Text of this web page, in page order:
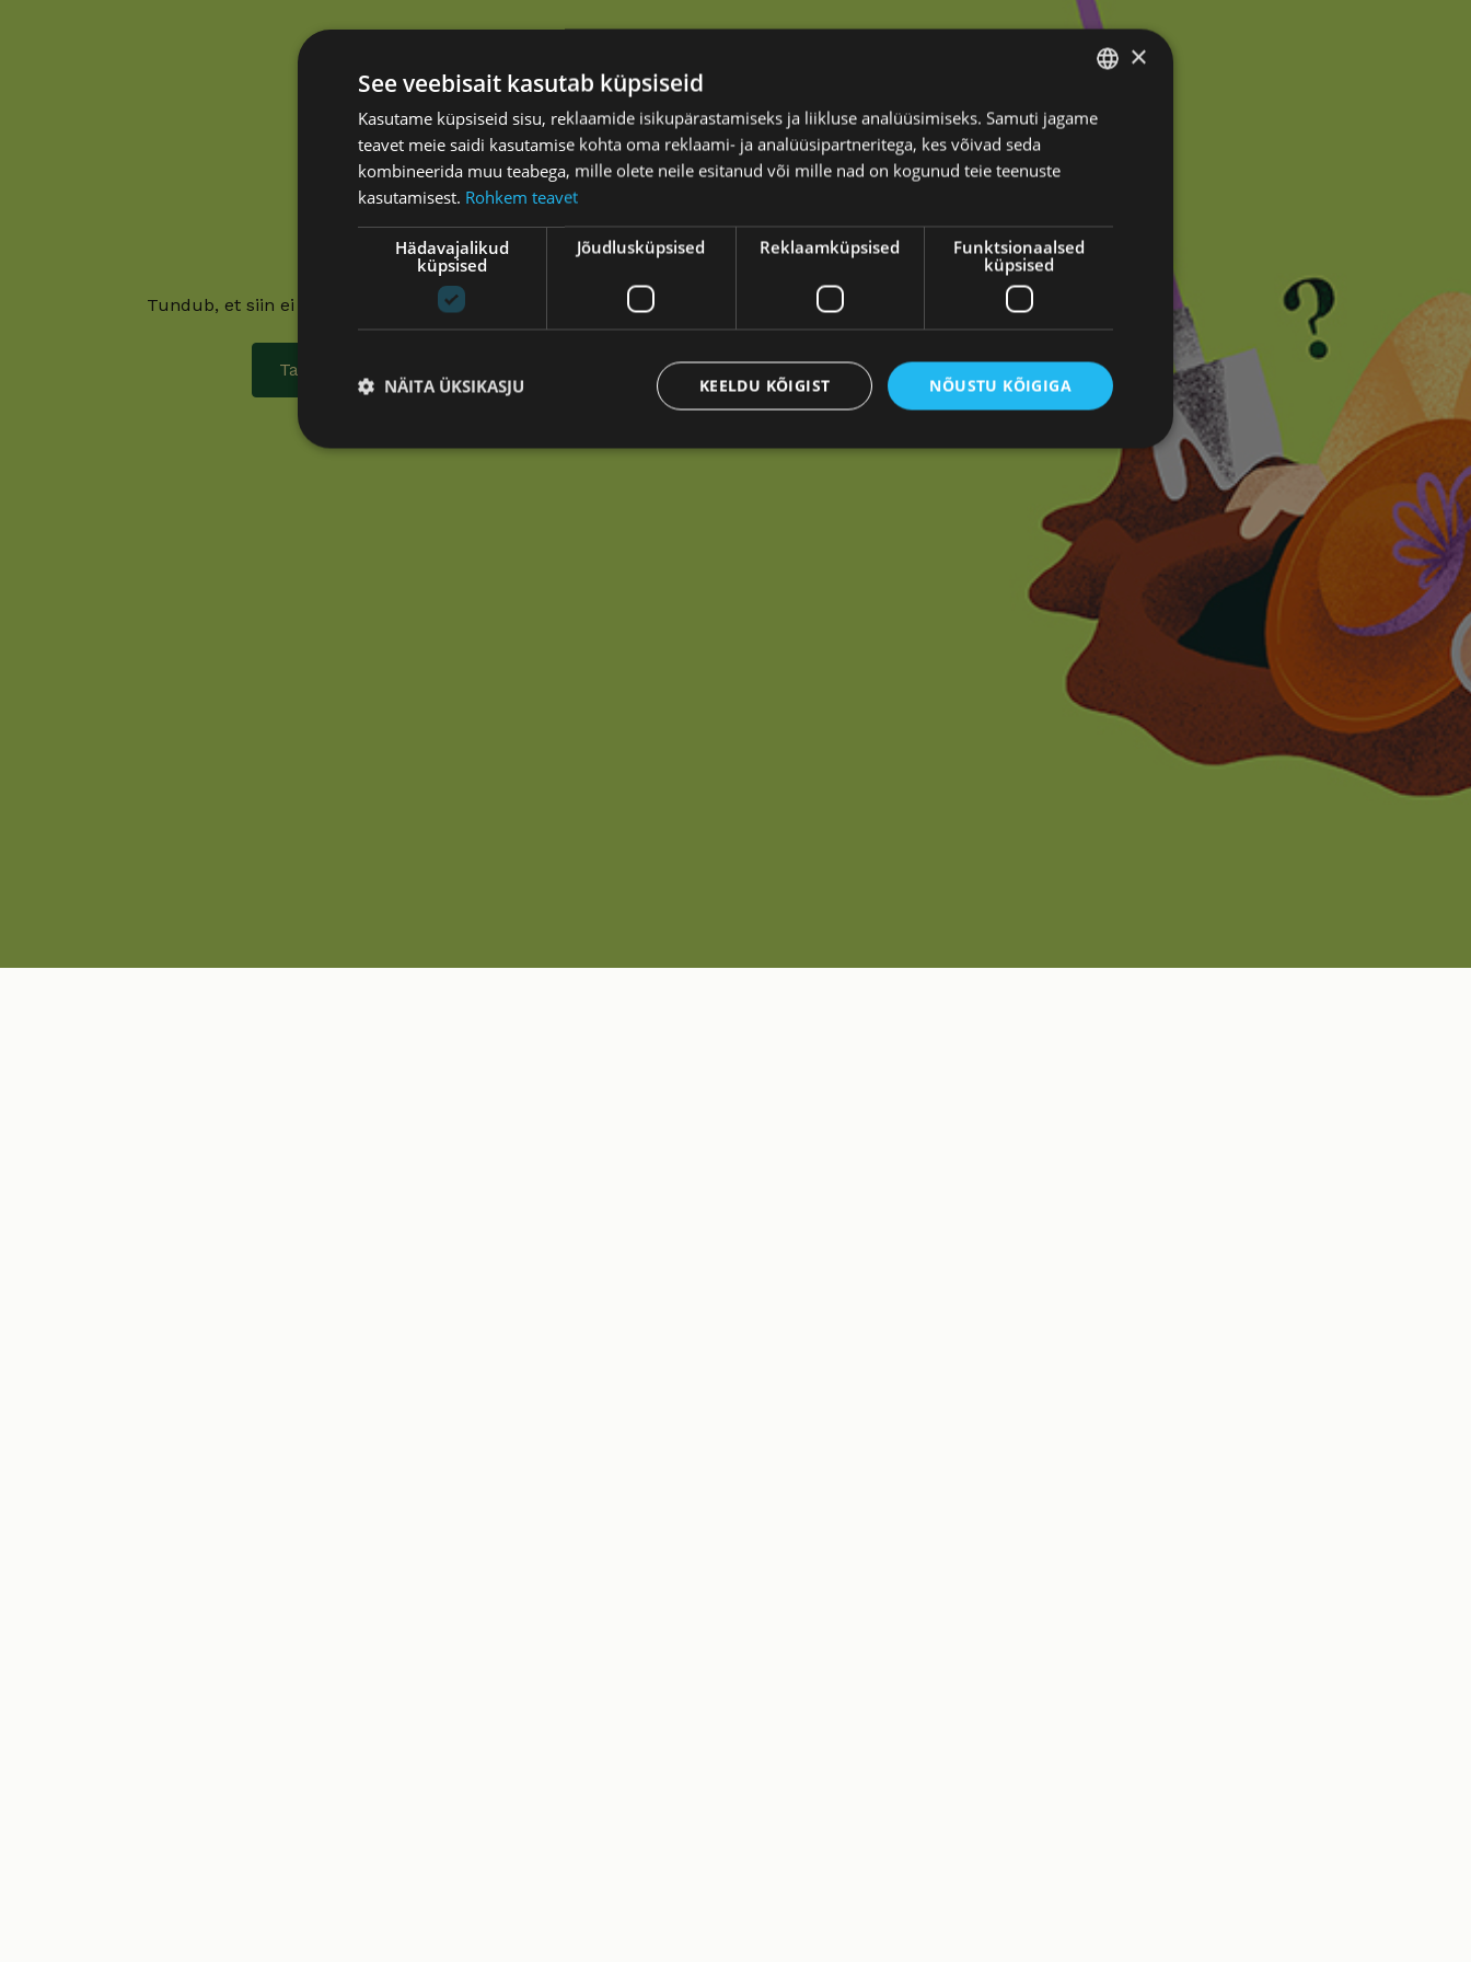
Tundub, et siin ei läinud mitte midagi kasvama.
Tagasi avalehele
ESTONIAN
×
See veebisait kasutab küpsiseid
Kasutame küpsiseid sisu, reklaamide isikupärastamiseks ja liikluse analüüsimiseks. Samuti jagame
teavet meie saidi kasutamise kohta oma reklaami- ja analüüsipartneritega, kes võivad seda
kombineerida muu teabega, mille olete neile esitanud või mille nad on kogunud teie teenuste
kasutamisest. Rohkem teavet
Hädavajalikud
küpsised
Jõudlusküpsised Reklaamküpsised
Funktsionaalsed
küpsised
NÕUSTU KÕIGIGA
KEELDU KÕIGIST
NÄITA ÜKSIKASJU